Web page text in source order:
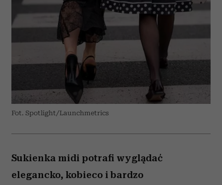
Fot. Spotlight/Launchmetrics
Sukienka midi potrafi wyglądać
elegancko, kobieco i bardzo